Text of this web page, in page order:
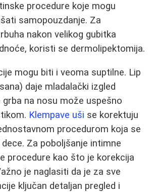
procedure koje mogu
samopouzdanje. Za
nakon velikog gubitka
koristi se dermolipektomija.
mogu biti i veoma suptilne. Lip
daje mladalački izgled
grba na nosu može uspešno
Klempave uši se korektuju
procedurom koja se
Za poboljšanje intimne
procedure kao što je korekcija
je naglasiti da je za sve
ključan detaljan pregled i